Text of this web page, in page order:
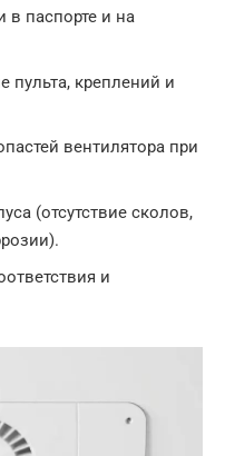
в паспорте и на
пульта, креплений и
вентилятора при
(отсутствие сколов,
и